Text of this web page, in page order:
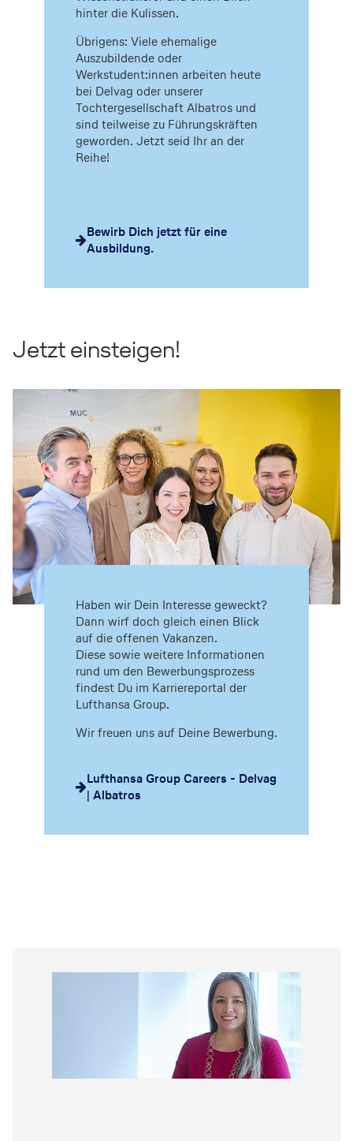
hinter die Kulissen.
Übrigens: Viele ehemalige
Auszubildende oder
Werkstudent:innen arbeiten heute
bei Delvag oder unserer
Tochtergesellschaft Albatros und
sind teilweise zu Führungskräften
geworden. Jetzt seid Ihr an der
Reihe!
Bewirb Dich jetzt für eine
Ausbildung.
Jetzt einsteigen!
Haben wir Dein Interesse geweckt?
Dann wirf doch gleich einen Blick
auf die offenen Vakanzen.
Diese sowie weitere Informationen
rund um den Bewerbungsprozess
findest Du im Karriereportal der
Lufthansa Group.
Wir freuen uns auf Deine Bewerbung.
Lufthansa Group Careers - Delvag
| Albatros